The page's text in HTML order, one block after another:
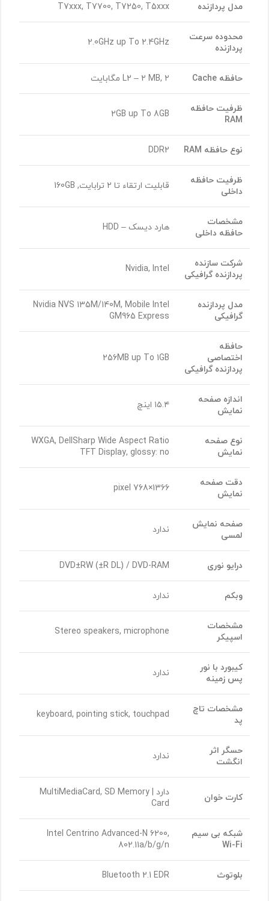
مدل پردازنده T7xxx, T7700, T7250, T5xxx
محدوده سرعت
پردازنده
2.0GHz up To 2.4GHz
حافظه L2 – ۲ MB, ۲ مگابایت
ظرفیت حافظه
RAM
2GB up To 8GB
نوع حافظه DDR2
ظرفیت حافظه
داخلی
قابلیت ارتقاء تا ۲ ترابایت, 160GB
مشخصات
حافظه داخلی
هارد دیسک – HDD
شرکت سازنده
پردازنده گرافیکی
Nvidia, Intel
مدل پردازنده
گرافیکی
Nvidia NVS 135M/140M, Mobile Intel
GM965 Express
حافظه
اختصاصی
پردازنده گرافیکی
256MB up To 1GB
اندازه صفحه
نمایش
۱۵.۴ اینچ
نوع صفحه
نمایش
WXGA, DellSharp Wide Aspect Ratio
TFT Display, glossy: no
دقت صفحه
نمایش
1366×768 pixel
صفحه نمایش
لمسی
ندارد
درایو نوری DVD±RW (±R DL) / DVD-RAM
وبکم ندارد
مشخصات
اسپیکر
Stereo speakers, microphone
کیبورد با نور
پس زمینه
ندارد
مشخصات تاچ
پد
keyboard, pointing stick, touchpad
حسگر اثر
انگشت
ندارد
کارت خوان
دارد | MultiMediaCard, SD Memory
Card
شبکه بی سیم
Wi-Fi
Intel Centrino Advanced-N 6200,
802.11a/b/g/n
بلوتوث Bluetooth 2.1 EDR